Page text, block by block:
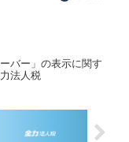
バー」の表示に関す
法人税